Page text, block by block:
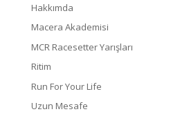
Hakkımda
Macera Akademisi
MCR Racesetter Yarışları
Ritim
Run For Your Life
Uzun Mesafe